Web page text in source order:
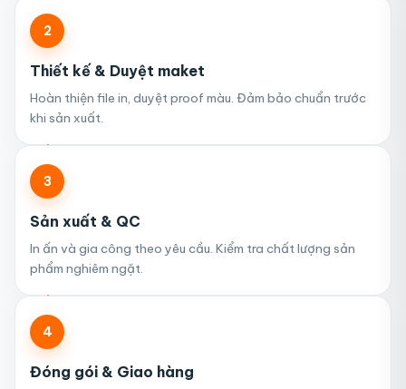
2
Thiết kế & Duyệt maket
Hoàn thiện file in, duyệt proof màu. Đảm bảo chuẩn trước
khi sản xuất.
3
Sản xuất & QC
In ấn và gia công theo yêu cầu. Kiểm tra chất lượng sản
phẩm nghiêm ngặt.
4
Đóng gói & Giao hàng